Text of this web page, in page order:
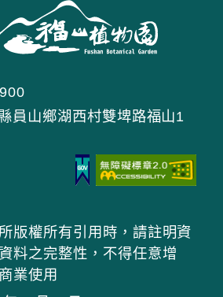
員山鄉湖西村雙埤路福山1
版權所有引用時，請註明資
料之完整性，不得任意增
業使用